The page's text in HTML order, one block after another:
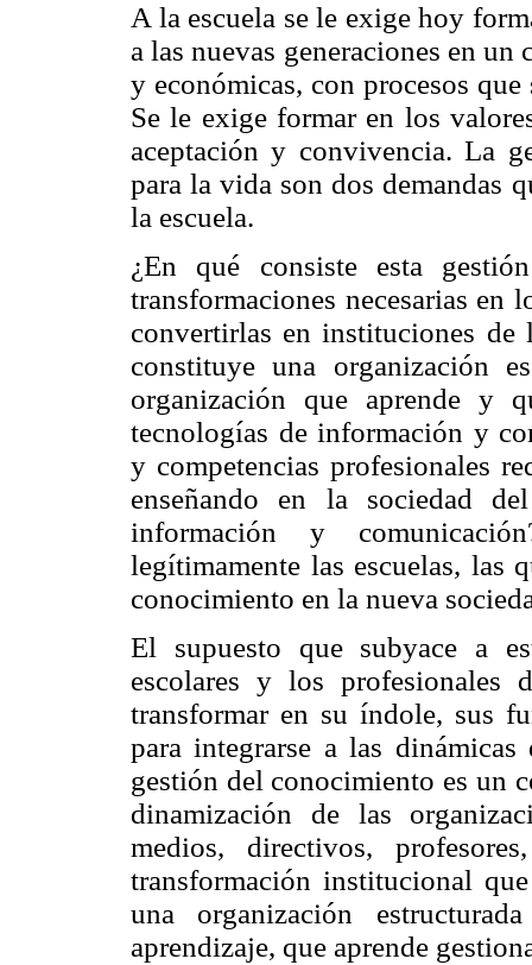
A la escuela se le exige hoy
a las nuevas generaciones en
y económicas, con procesos
Se le exige formar en los
aceptación y convivencia. La
para la vida son dos demandas
la escuela.
¿En qué consiste esta
transformaciones necesarias en
convertirlas en instituciones de
constituye una organización
organización que aprende y
tecnologías de información y
y competencias profesionales
enseñando en la sociedad
información y
legítimamente las escuelas, las
conocimiento en la nueva
El supuesto que subyace a
escolares y los profesionales
transformar en su índole, sus
para integrarse a las
gestión del conocimiento es un
dinamización de las
medios, directivos,
transformación institucional
una organización
aprendizaje, que aprende